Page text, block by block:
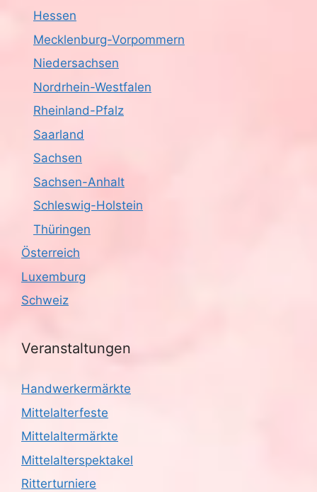
Hessen
Mecklenburg-Vorpommern
Niedersachsen
Nordrhein-Westfalen
Rheinland-Pfalz
Saarland
Sachsen
Sachsen-Anhalt
Schleswig-Holstein
Thüringen
Österreich
Luxemburg
Schweiz
Veranstaltungen
Handwerkermärkte
Mittelalterfeste
Mittelaltermärkte
Mittelalterspektakel
Ritterturniere